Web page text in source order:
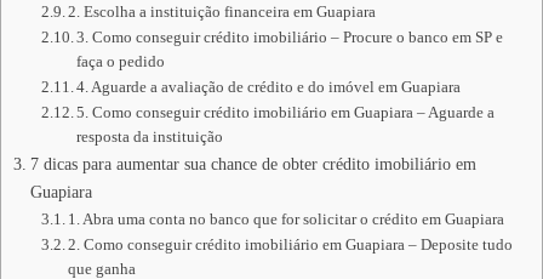
2. Escolha a instituição financeira em Guapiara
3. Como conseguir crédito imobiliário – Procure o banco em SP e
faça o pedido
4. Aguarde a avaliação de crédito e do imóvel em Guapiara
5. Como conseguir crédito imobiliário em Guapiara – Aguarde a
resposta da instituição
7 dicas para aumentar sua chance de obter crédito imobiliário em
Guapiara
1. Abra uma conta no banco que for solicitar o crédito em Guapiara
2. Como conseguir crédito imobiliário em Guapiara – Deposite tudo
que ganha